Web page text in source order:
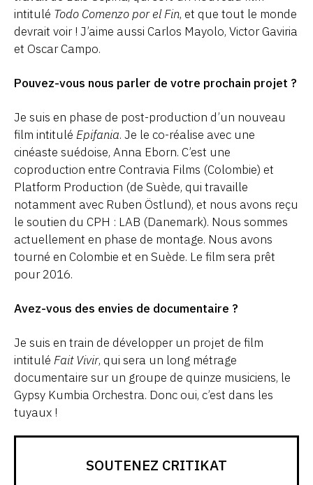
intitulé Todo Comenzo por el Fin, et que tout le monde
devrait voir ! J’aime aussi Carlos Mayolo, Victor Gaviria
et Oscar Campo.
Pouvez-vous nous parler de votre prochain projet ?
Je suis en phase de post-production d’un nouveau
film intitulé Epifania. Je le co-réalise avec une
cinéaste suédoise, Anna Eborn. C’est une
coproduction entre Contravia Films (Colombie) et
Platform Production (de Suède, qui travaille
notamment avec Ruben Östlund), et nous avons reçu
le soutien du CPH : LAB (Danemark). Nous sommes
actuellement en phase de montage. Nous avons
tourné en Colombie et en Suède. Le film sera prêt
pour 2016.
Avez-vous des envies de documentaire ?
Je suis en train de développer un projet de film
intitulé Fait Vivir, qui sera un long métrage
documentaire sur un groupe de quinze musiciens, le
Gypsy Kumbia Orchestra. Donc oui, c’est dans les
tuyaux !
SOUTENEZ CRITIKAT